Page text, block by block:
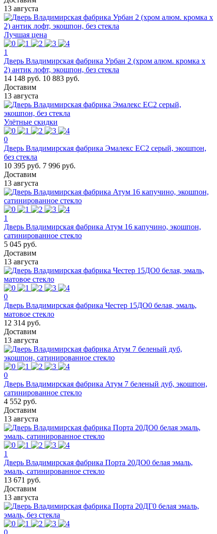
13 августа
Лучшая цена
1
Дверь Владимирская фабрика Урбан 2 (хром алюм. кромка х
2) антик лофт, экошпон, без стекла
14 148 руб. 10 883 руб.
Доставим
13 августа
Улётные скидки
0
Дверь Владимирская фабрика Эмалекс ЕС2 серый, экошпон,
без стекла
10 395 руб. 7 996 руб.
Доставим
13 августа
1
Дверь Владимирская фабрика Атум 16 капучино, экошпон,
сатинированное стекло
5 045 руб.
Доставим
13 августа
0
Дверь Владимирская фабрика Честер 15ДО0 белая, эмаль,
матовое стекло
12 314 руб.
Доставим
13 августа
0
Дверь Владимирская фабрика Атум 7 беленый дуб, экошпон,
сатинированное стекло
4 552 руб.
Доставим
13 августа
1
Дверь Владимирская фабрика Порта 20ДО0 белая эмаль,
эмаль, сатинированное стекло
13 671 руб.
Доставим
13 августа
0